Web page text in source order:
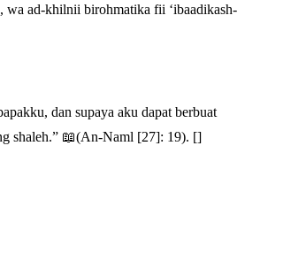
wa ad-khilnii birohmatika fii ‘ibaadikash-
dan supaya aku dapat berbuat
shaleh.” 📖(An-Naml [27]: 19). []